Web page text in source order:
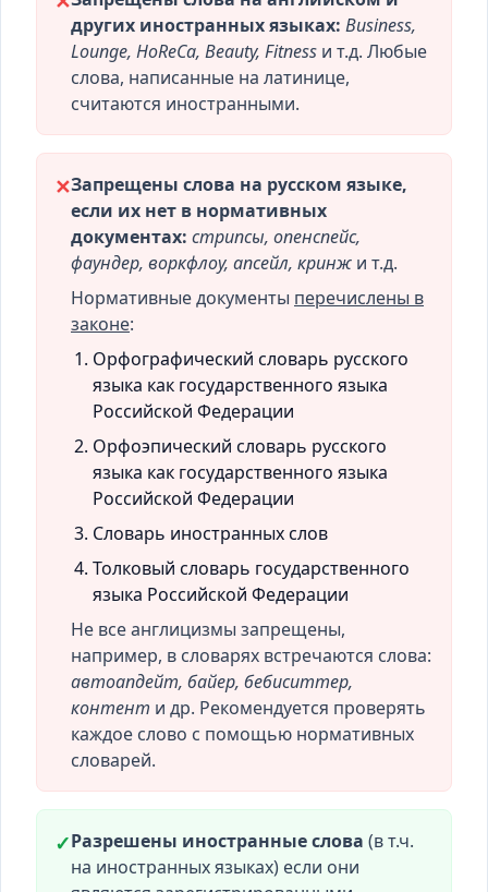
других иностранных языках: Business,
Lounge, HoReCa, Beauty, Fitness и т.д. Любые
слова, написанные на латинице,
считаются иностранными.
✕Запрещены слова на русском языке,
если их нет в нормативных
документах: стрипсы, опенспейс,
фаундер, воркфлоу, апсейл, кринж и т.д.
Нормативные документы перечислены в
законе:
Орфографический словарь русского
языка как государственного языка
Российской Федерации
Орфоэпический словарь русского
языка как государственного языка
Российской Федерации
Словарь иностранных слов
Толковый словарь государственного
языка Российской Федерации
Не все англицизмы запрещены,
например, в словарях встречаются слова:
автоапдейт, байер, бебиситтер,
контент и др. Рекомендуется проверять
каждое слово с помощью нормативных
словарей.
✓Разрешены иностранные слова (в т.ч.
на иностранных языках) если они